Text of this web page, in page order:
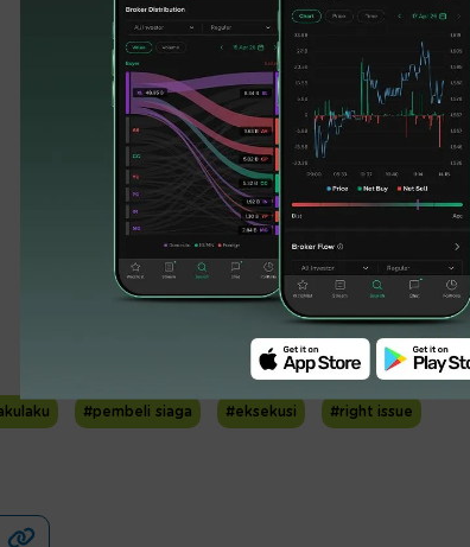
#pembeli siaga #eksekusi #right issue